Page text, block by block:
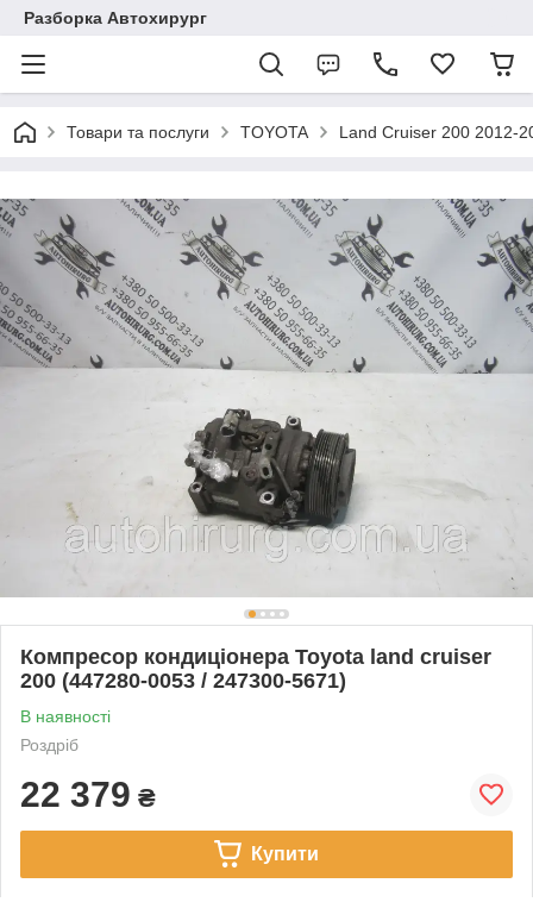
Разборка Автохирург
Товари та послуги TOYOTA Land Cruiser 200 2012-
Компресор кондиціонера Toyota land cruiser
200 (447280-0053 / 247300-5671)
В наявності
Роздріб
22 379 ₴
Купити